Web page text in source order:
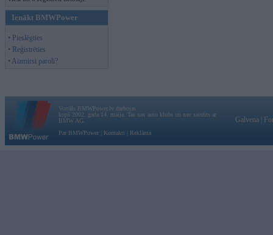
Ienākt BMWPower
• Pieslēgties
• Reģistrēties
• Aizmirsi paroli?
Vortāls BMWPower.lv darbojas
kopš 2002. gada 14. maija. Tas nav auto klubs un nav saistīts ar
BMW AG.
Par BMWPower
Kontakti Reklāma
Galvena